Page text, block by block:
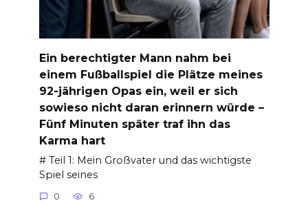
Ein berechtigter Mann nahm bei
einem Fußballspiel die Plätze meines
92-jährigen Opas ein, weil er sich
sowieso nicht daran erinnern würde –
Fünf Minuten später traf ihn das
Karma hart
# Teil 1: Mein Großvater und das wichtigste
Spiel seines
0 6